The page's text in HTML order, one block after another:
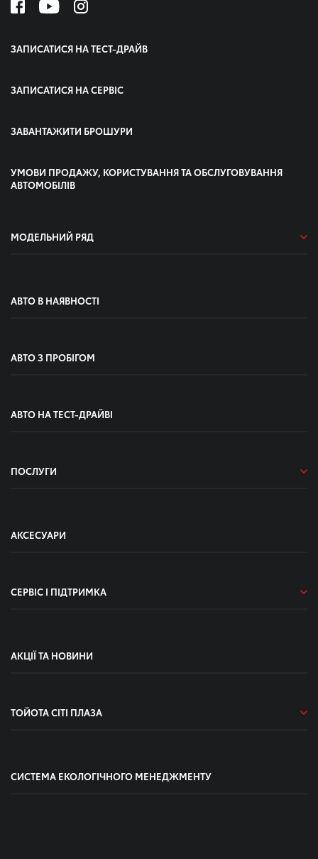
ЗАПИСАТИСЯ НА ТЕСТ-ДРАЙВ
ЗАПИСАТИСЯ НА СЕРВІС
ЗАВАНТАЖИТИ БРОШУРИ
УМОВИ ПРОДАЖУ, КОРИСТУВАННЯ ТА ОБСЛУГОВУВАННЯ
АВТОМОБІЛІВ
МОДЕЛЬНИЙ РЯД
АВТО В НАЯВНОСТІ
АВТО З ПРОБІГОМ
АВТО НА ТЕСТ-ДРАЙВІ
ПОСЛУГИ
АКСЕСУАРИ
СЕРВІС І ПІДТРИМКА
АКЦІЇ ТА НОВИНИ
ТОЙОТА СІТІ ПЛАЗА
СИСТЕМА ЕКОЛОГІЧНОГО МЕНЕДЖМЕНТУ